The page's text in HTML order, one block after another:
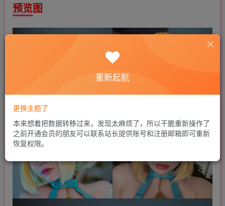
预览图
重新起航
更换主题了
本来想着把数据转移过来，发现太麻烦了，所以干脆重新操作了
之前开通会员的朋友可以联系站长提供账号和注册邮箱即可重新
恢复权限。